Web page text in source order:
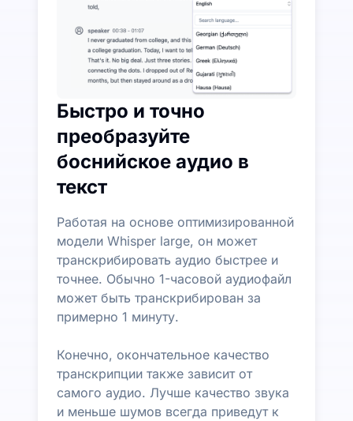
Быстро и точно
преобразуйте
боснийское аудио в
текст
Работая на основе оптимизированной
модели Whisper large, он может
транскрибировать аудио быстрее и
точнее. Обычно 1-часовой аудиофайл
может быть транскрибирован за
примерно 1 минуту.
Конечно, окончательное качество
транскрипции также зависит от
самого аудио. Лучше качество звука
и меньше шумов всегда приведут к